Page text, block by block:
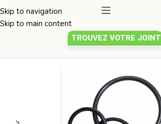
Skip to navigation
Skip to main content
TROUVEZ VOTRE JOINT